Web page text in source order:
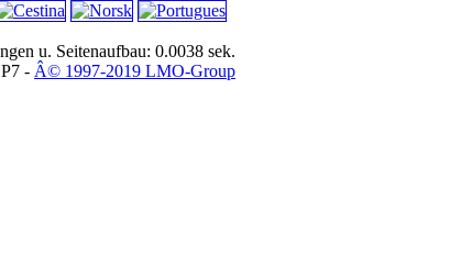
u. Seitenaufbau: 0.0038 sek.
- Â© 1997-2019 LMO-Group